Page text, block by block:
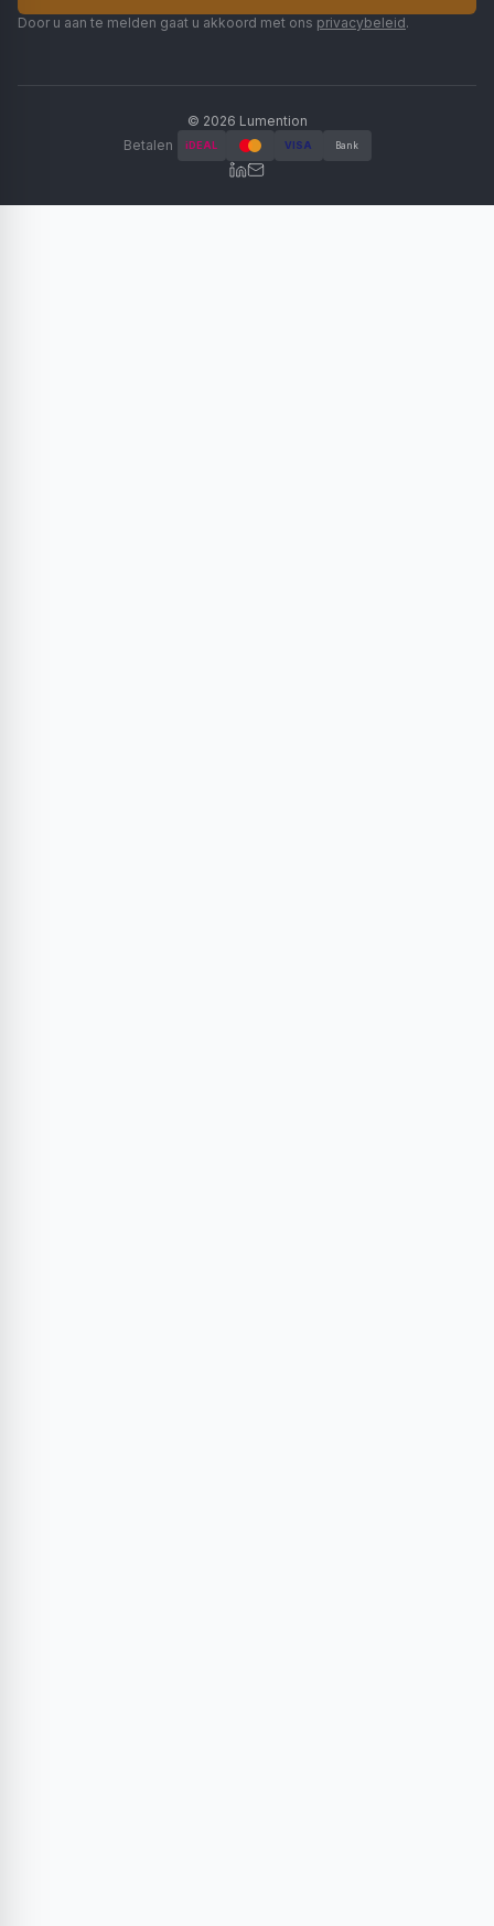
Door u aan te melden gaat u akkoord met ons privacybeleid.
© 2026 Lumention
Betalen
iDEAL VISA Bank